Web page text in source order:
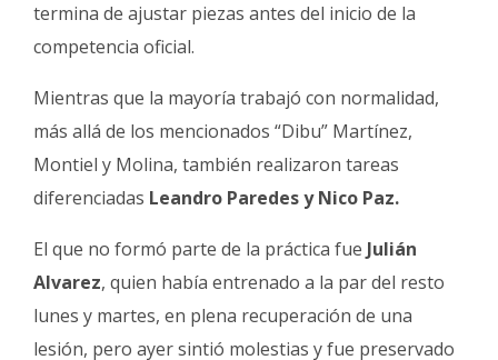
termina de ajustar piezas antes del inicio de la
competencia oficial.
Mientras que la mayoría trabajó con normalidad,
más allá de los mencionados “Dibu” Martínez,
Montiel y Molina, también realizaron tareas
diferenciadas Leandro Paredes y Nico Paz.
El que no formó parte de la práctica fue Julián
Alvarez, quien había entrenado a la par del resto
lunes y martes, en plena recuperación de una
lesión, pero ayer sintió molestias y fue preservado